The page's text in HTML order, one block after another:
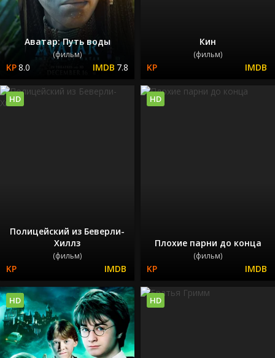
Аватар: Путь воды
(фильм)
8.0 7.8
Кин
(фильм)
Полицейский из Беверли-
Хиллз
(фильм)
HD
Плохие парни до конца
(фильм)
HD
HD HD